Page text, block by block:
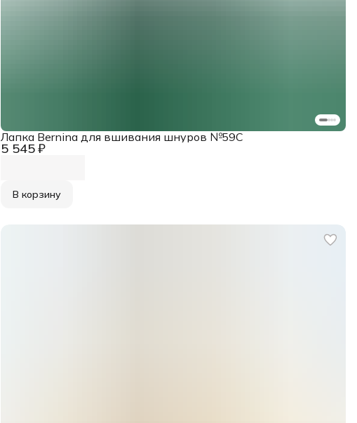
5 545 ₽
Лапка Bernina для вшивания шнуров №59С
В корзину